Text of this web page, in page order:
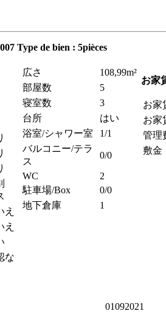
Type de bien : 5pièces
え
え
な
広さ
108,99m²
部屋数
5
寝室数
3
台所
はい
浴室/シャワー室
1/1
バルコニー/テラ
ス
0/0
WC
2
駐車場/Box
0/0
地下倉庫
1
お家
お家
お
管理
敷金